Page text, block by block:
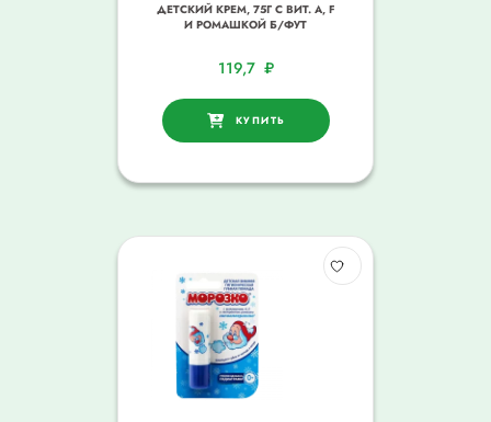
ДЕТСКИЙ КРЕМ, 75Г С ВИТ. А, F
И РОМАШКОЙ Б/ФУТ
119,7 ₽
КУПИТЬ